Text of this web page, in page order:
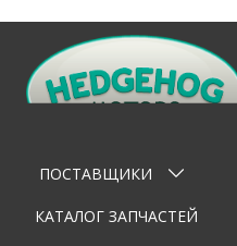
Оставьте заявку
ПОСТАВЩИКИ
КАТАЛОГ ЗАПЧАСТЕЙ